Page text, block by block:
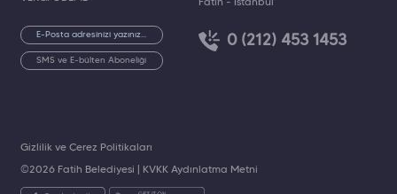
SMS ve E-bülten Aboneliği
Fatih - İstanbul
0 (212) 453 1453
©2026 Fatih Belediyesi | KVKK Aydınlatma Metni
Gizlilik ve Çerez Politikaları